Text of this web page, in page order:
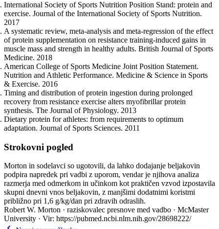
International Society of Sports Nutrition Position Stand: protein and
exercise. Journal of the International Society of Sports Nutrition.
2017
A systematic review, meta-analysis and meta-regression of the effect
of protein supplementation on resistance training-induced gains in
muscle mass and strength in healthy adults. British Journal of Sports
Medicine. 2018
American College of Sports Medicine Joint Position Statement.
Nutrition and Athletic Performance. Medicine & Science in Sports
& Exercise. 2016
Timing and distribution of protein ingestion during prolonged
recovery from resistance exercise alters myofibrillar protein
synthesis. The Journal of Physiology. 2013
Dietary protein for athletes: from requirements to optimum
adaptation. Journal of Sports Sciences. 2011
Strokovni pogled
Morton in sodelavci so ugotovili, da lahko dodajanje beljakovin
podpira napredek pri vadbi z uporom, vendar je njihova analiza
razmerja med odmerkom in učinkom kot praktičen vzvod izpostavila
skupni dnevni vnos beljakovin, z manjšimi dodatnimi koristmi
približno pri 1,6 g/kg/dan pri zdravih odraslih.
Robert W. Morton · raziskovalec presnove med vadbo · McMaster
University · Vir: https://pubmed.ncbi.nlm.nih.gov/28698222/